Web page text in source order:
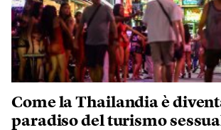
Come la Thailandia è
paradiso del turismo